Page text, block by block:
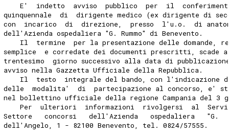
E'  indetto  avviso  pubblico  per  il
quinquennale  di  dirigente medico (ex dirigente di
con  incarico  di  direzione,  presso  l'u.o.  di
dell'Azienda ospedaliera "G. Rummo" di Benevento.
Il  termine  per la presentazione delle domande,
semplice  e corredate dei documenti prescritti, scade
trentesimo  giorno successivo alla data di
avviso nella Gazzetta Ufficiale della Repubblica.
Il  testo  integrale del bando, con l'indicazione
delle  modalita'  di  partecipazione al concorso, e'
nel bollettino ufficiale della regione Campania del 3
Per  ulteriori  informazioni  rivolgersi  al
Settore   concorsi   dell'Azienda   ospedaliera   "G.
dell'Angelo, 1 - 82100 Benevento, tel. 0824/57555.